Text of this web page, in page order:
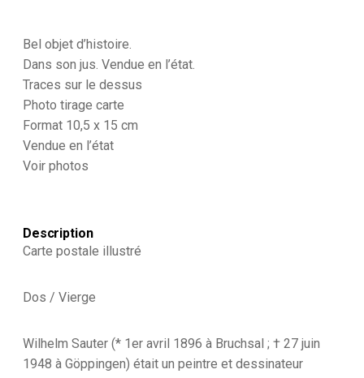
Illustration
Armée
Allemande
-
Der
Krieg
Guerre
Essenholer
Bel objet d’histoire.
Dans son jus. Vendue en l’état.
Traces sur le dessus
Photo tirage carte
Format 10,5 x 15 cm
Vendue en l’état
Voir photos
Description
Carte postale illustré
Dos / Vierge
Wilhelm Sauter (* 1er avril 1896 à Bruchsal ; † 27 juin
1948 à Göppingen) était un peintre et dessinateur